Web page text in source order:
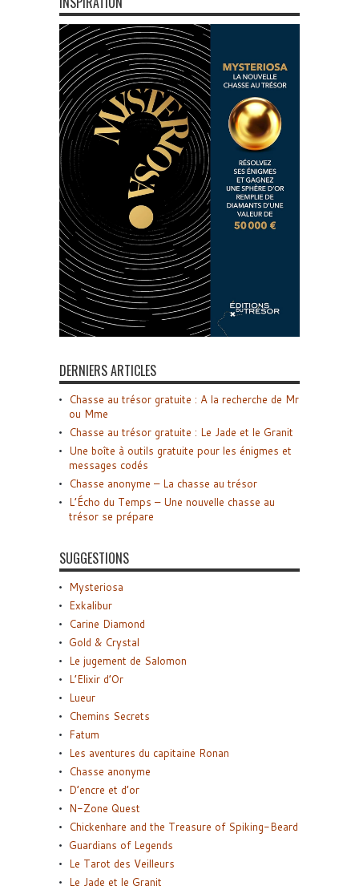
DERNIERS ARTICLES
Chasse au trésor gratuite : A la recherche de Mr
ou Mme
Chasse au trésor gratuite : Le Jade et le Granit
Une boîte à outils gratuite pour les énigmes et
messages codés
Chasse anonyme – La chasse au trésor
L’Écho du Temps – Une nouvelle chasse au
trésor se prépare
SUGGESTIONS
Mysteriosa
Exkalibur
Carine Diamond
Gold & Crystal
Le jugement de Salomon
L’Elixir d’Or
Lueur
Chemins Secrets
Fatum
Les aventures du capitaine Ronan
Chasse anonyme
D’encre et d’or
N-Zone Quest
Chickenhare and the Treasure of Spiking-Beard
Guardians of Legends
Le Tarot des Veilleurs
Le Jade et le Granit